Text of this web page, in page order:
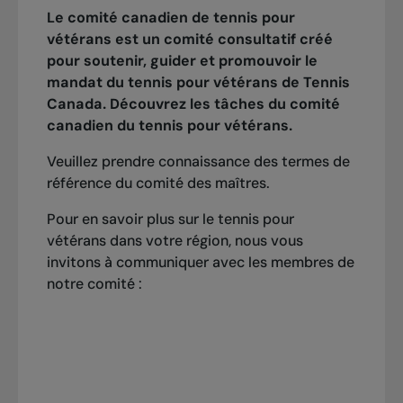
septembre
20 -
5-
novembre
8-
novembre
Tournois de tennis des maîtres de l’ITF
Le Circuit du tennis des maîtres de l’ITF est un
circuit mondial qui offre aux joueurs de 30 ans et
plus une expérience de compétition agréable et
de grande qualité. En 2024, le circuit comptait
35 380 participant(e)s et 552 tournois disputés
Prix d’excellence
Félicitations aux lauréats du Prix d’Excellence
Individuel
Équipe
Équipe de la Coupe Bitsy Grant – Hommes 75+
Tim Griffin, Chris Burr, Joe Forrayi, John Payne
Le comité canadien de tennis pour
vétérans est un comité consultatif créé
pour soutenir, guider et promouvoir le
mandat du tennis pour vétérans de Tennis
Canada. Découvrez les tâches du comité
canadien du tennis pour vétérans.
Veuillez prendre connaissance destermes de
référence du comité des maîtres.
Pour en savoir plus sur le tennis pour
vétérans dans votre région, nous vous
invitons à communiquer avec les membres de
notre comité :